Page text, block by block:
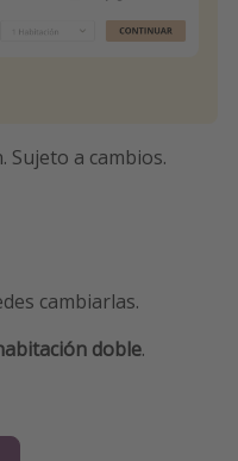
Sujeto a cambios.
cambiarlas.
doble.